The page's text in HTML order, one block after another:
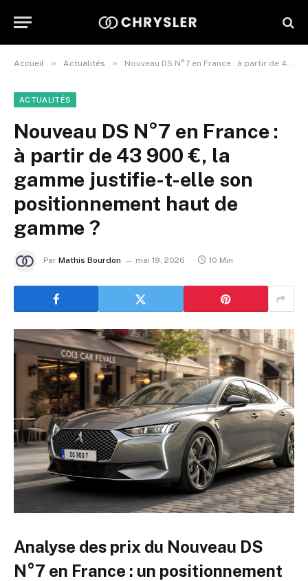
Accueil » Actualités » Nouveau DS N°7 en France : à partir de 43 900 €, la gamme justifie-t-elle son positionnement haut de gamme ?
ACTUALITÉS
Nouveau DS N°7 en France :
à partir de 43 900 €, la
gamme justifie-t-elle son
positionnement haut de
gamme ?
Par Mathis Bourdon mai 19, 2026 10 Min
Analyse des prix du Nouveau DS
N°7 en France : un positionnement